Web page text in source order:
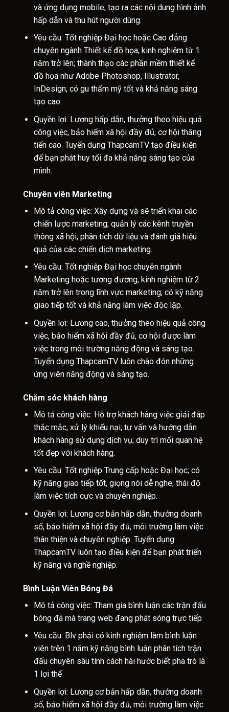
và ứng dụng mobile; tạo ra các nội dung hình ảnh
hấp dẫn và thu hút người dùng.
Yêu cầu: Tốt nghiệp Đại học hoặc Cao đẳng
chuyên ngành Thiết kế đồ họa; kinh nghiệm từ 1
năm trở lên; thành thạo các phần mềm thiết kế
đồ họa như Adobe Photoshop, Illustrator,
InDesign; có gu thẩm mỹ tốt và khả năng sáng
tạo cao.
Quyền lợi: Lương hấp dẫn, thưởng theo hiệu quả
công việc, bảo hiểm xã hội đầy đủ, cơ hội thăng
tiến cao. Tuyển dụng ThapcamTV tạo điều kiện
để bạn phát huy tối đa khả năng sáng tạo của
mình.
Chuyên viên Marketing
Mô tả công việc: Xây dựng và sẽ triển khai các
chiến lược marketing; quản lý các kênh truyền
thông xã hội; phân tích dữ liệu và đánh giá hiệu
quả của các chiến dịch marketing.
Yêu cầu: Tốt nghiệp Đại học chuyên ngành
Marketing hoặc tương đương; kinh nghiệm từ 2
năm trở lên trong lĩnh vực marketing; có kỹ năng
giao tiếp tốt và khả năng làm việc độc lập.
Quyền lợi: Lương cao, thưởng theo hiệu quả công
việc, bảo hiểm xã hội đầy đủ, cơ hội được làm
việc trong môi trường năng động và sáng tạo.
Tuyển dụng ThapcamTV luôn chào đón những
ứng viên năng động và sáng tạo.
Chăm sóc khách hàng
Mô tả công việc: Hỗ trợ khách hàng việc giải đáp
thắc mắc, xử lý khiếu nại; tư vấn và hướng dẫn
khách hàng sử dụng dịch vụ; duy trì mối quan hệ
tốt đẹp với khách hàng.
Yêu cầu: Tốt nghiệp Trung cấp hoặc Đại học; có
kỹ năng giao tiếp tốt, giọng nói dễ nghe; thái độ
làm việc tích cực và chuyên nghiệp.
Quyền lợi: Lương cơ bản hấp dẫn, thưởng doanh
số, bảo hiểm xã hội đầy đủ, môi trường làm việc
thân thiện và chuyên nghiệp. Tuyển dụng
ThapcamTV luôn tạo điều kiện để bạn phát triển
kỹ năng và nghề nghiệp.
Bình Luận Viên Bóng Đá
Mô tả công việc: Tham gia bình luận các trận đấu
bóng đá mà trang web đang phát sóng trực tiếp
Yêu cầu: Blv phải có kinh nghiệm làm bình luận
viên trên 1 năm kỹ năng bình luận phân tích trận
đấu chuyên sâu tính cách hài hước biết pha trò là
1 lợi thế
Quyền lợi: Lương cơ bản hấp dẫn, thưởng doanh
số, bảo hiểm xã hội đầy đủ, môi trường làm việc